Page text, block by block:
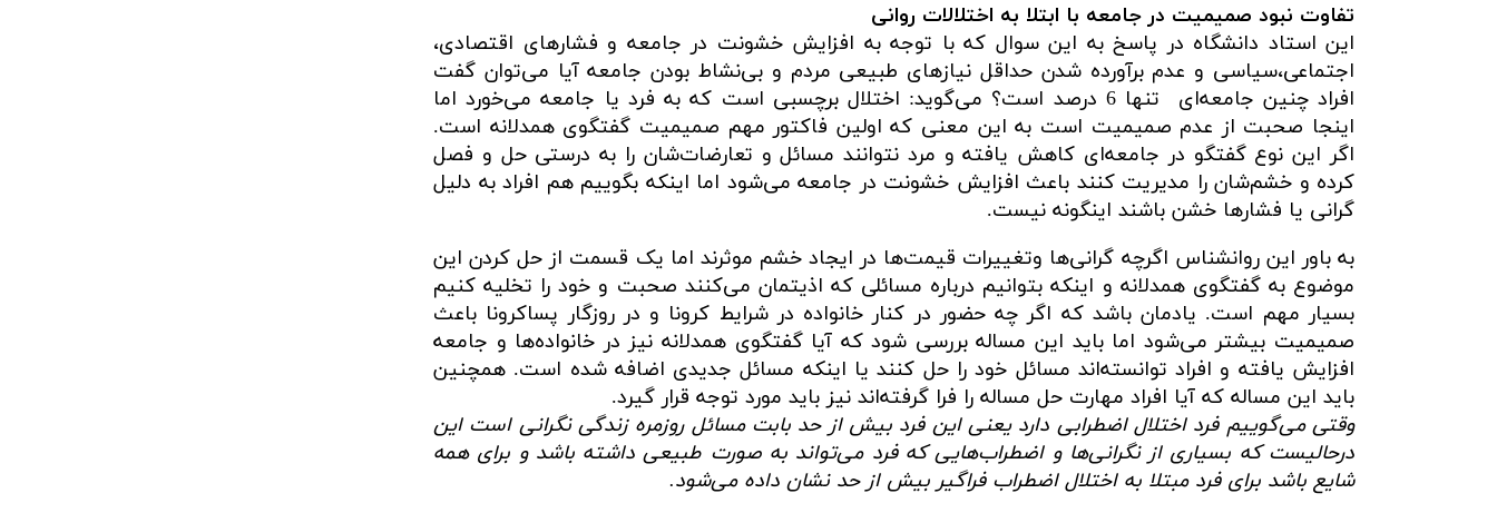
تفاوت نبود صمیمیت در جامعه با ابتلا به اختلالات روانی
این استاد دانشگاه در پاسخ به این سوال که با توجه به افزایش خشونت در جامعه و فشارهای اقتصادی،
اجتماعی،‌سیاسی و عدم برآورده شدن حداقل نیازهای طبیعی مردم و بی‌نشاط بودن جامعه آیا می‌توان گفت
افراد چنین جامعه‌ای تنها 6 درصد است؟ می‌گوید: اختلال برچسبی است که به فرد یا جامعه می‌خورد اما
اینجا صحبت از عدم صمیمیت است به این معنی که اولین فاکتور مهم صمیمیت گفتگوی همدلانه است.
اگر این نوع گفتگو در جامعه‌ای کاهش یافته و مرد نتوانند مسائل و تعارضات‌شان را به درستی حل و فصل
کرده و خشم‌شان را مدیریت کنند باعث افزایش خشونت در جامعه می‌شود اما اینکه بگوییم هم افراد به دلیل
گرانی‌ یا فشارها خشن باشند اینگونه نیست.
به باور این روانشناس اگرچه گرانی‌ها وتغییرات قیمت‌ها در ایجاد خشم موثرند اما یک قسمت از حل کردن این
موضوع به گفتگوی همدلانه و اینکه بتوانیم درباره مسائلی که اذیتمان می‌کنند صحبت و خود را تخلیه کنیم
بسیار مهم است. یادمان باشد که اگر چه حضور در کنار خانواده در شرایط کرونا و در روزگار پساکرونا باعث
صمیمیت بیشتر می‌شود اما باید این مساله بررسی شود که آیا گفتگوی همدلانه نیز در خانواده‌ها و جامعه
افزایش یافته و افراد توانسته‌اند مسائل خود را حل کنند یا اینکه مسائل جدیدی اضافه شده است. همچنین
باید این مساله که آیا افراد مهارت حل مساله را فرا گرفته‌اند نیز باید مورد توجه قرار گیرد.
وقتی می‌گوییم فرد اختلال اضطرابی دارد یعنی این فرد بیش از حد بابت مسائل روزمره زندگی نگرانی است این
درحالیست که بسیاری از نگرانی‌ها و اضطراب‌هایی که فرد می‌تواند به صورت طبیعی داشته باشد و برای همه
شایع باشد برای فرد مبتلا به اختلال اضطراب فراگیر بیش از حد نشان داده می‌شود.